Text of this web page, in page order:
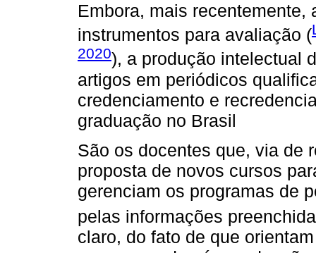
Embora, mais
instrumentos para avaliação (
2020), a produção intelectual
artigos em periódicos
credenciamento e
graduação no Brasil
São os docentes que, via de
proposta de novos cursos
gerenciam os programas de
pelas informações
claro, do fato de que